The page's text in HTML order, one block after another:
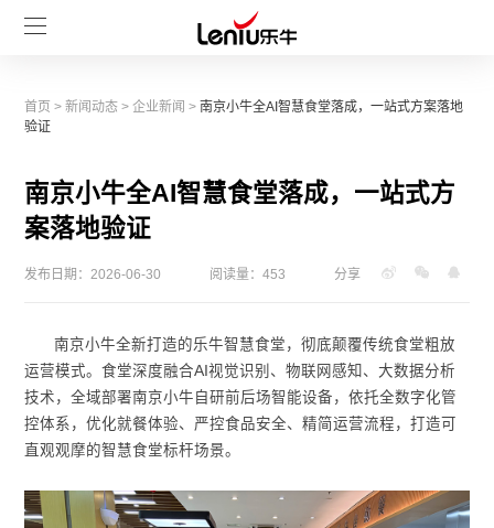
首页 >新闻动态 >企业新闻 >南京小牛全AI智慧食堂落成，一站式方案落地
验证
南京小牛全AI智慧食堂落成，一站式方
案落地验证
发布日期：2026-06-30 阅读量：453 分享
南京小牛全新打造的乐牛智慧食堂，彻底颠覆传统食堂粗放
运营模式。食堂深度融合AI视觉识别、物联网感知、大数据分析
技术，全域部署南京小牛自研前后场智能设备，依托全数字化管
控体系，优化就餐体验、严控食品安全、精简运营流程，打造可
直观观摩的智慧食堂标杆场景。